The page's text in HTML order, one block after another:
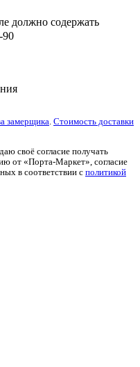
должно содержать
90
замерщика Стоимость доставки
своё согласие получать
от «Порта-Маркет», согласие
в соответствии с политикой